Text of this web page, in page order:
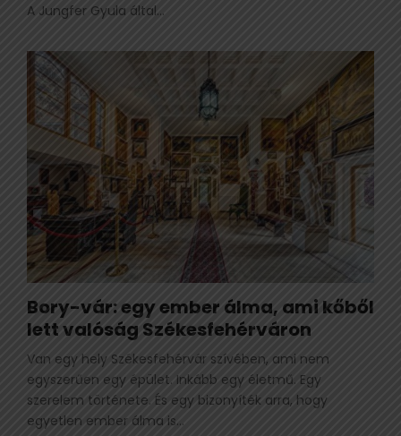
A Jungfer Gyula által...
Bory-vár: egy ember álma, ami kőből
lett valóság Székesfehérváron
Van egy hely Székesfehérvár szívében, ami nem
egyszerűen egy épület. Inkább egy életmű. Egy
szerelem története. És egy bizonyíték arra, hogy
egyetlen ember álma is...